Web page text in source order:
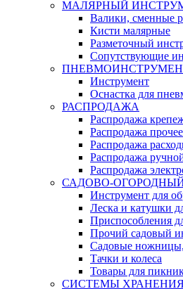
МАЛЯРНЫЙ
Валики, сменные
Кисти малярные
Разметочный
Сопутствующие
Инструмент
Оснастка для
РАСПРОДАЖА
Распродажа
Распродажа прочее
Распродажа
Распродажа
Распродажа
САДОВО-
Инструмент для
Леска и катушки
Приспособления
Прочий садовый
Садовые
Тачки и колеса
Товары для
СИСТЕМЫ